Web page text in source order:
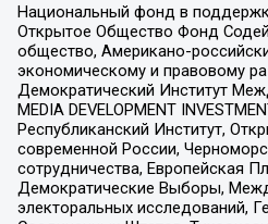
Национальный фонд в
Открытое Общество Фонд
общество, Американо-
экономическому и правовому
Демократический Институт
MEDIA DEVELOPMENT
Республиканский Институт,
современной России,
сотрудничества, Европейская
Демократические Выборы,
электоральных исследований,